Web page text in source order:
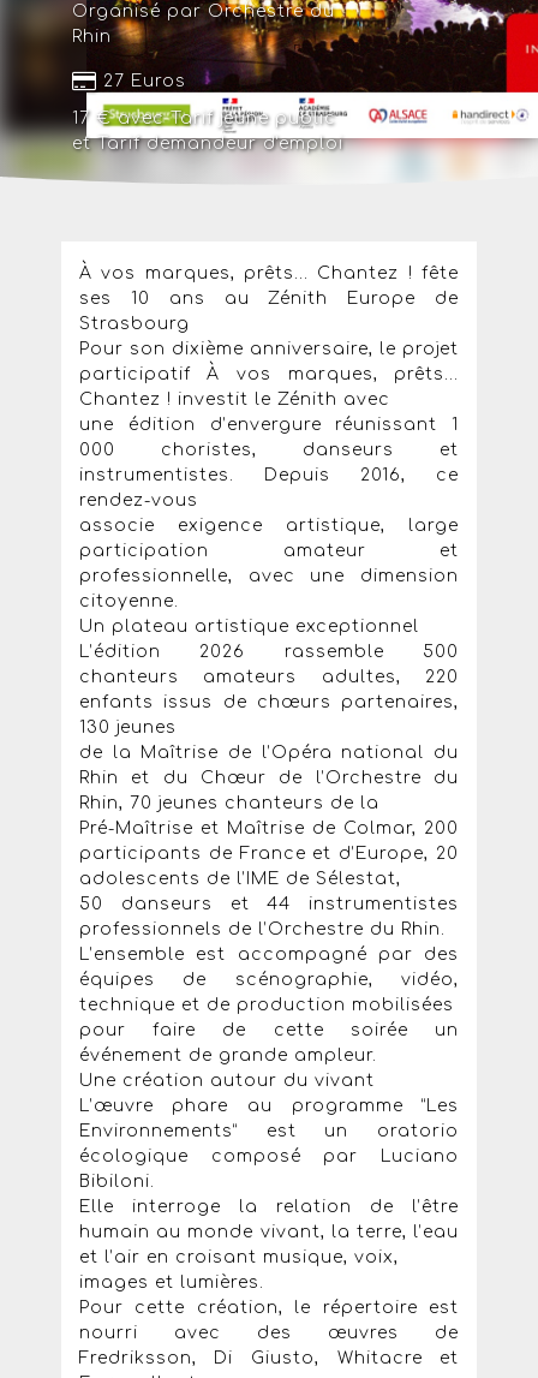
Organisé par Orchestre du
Rhin
27 Euros
17 € avecTarif jeune public
etTarif demandeur d'emploi
À vos marques, prêts... Chantez ! fête
ses 10 ans au Zénith Europe de
Strasbourg
Pour son dixième anniversaire, le projet
participatif À vos marques, prêts...
Chantez ! investit le Zénith avec
une édition d’envergure réunissant 1
000 choristes, danseurs et
instrumentistes. Depuis 2016, ce
rendez-vous
associe exigence artistique, large
participation amateur et
professionnelle, avec une dimension
citoyenne.
Un plateau artistique exceptionnel
L’édition 2026 rassemble 500
chanteurs amateurs adultes, 220
enfants issus de chœurs partenaires,
130 jeunes
de la Maîtrise de l’Opéra national du
Rhin et du Chœur de l’Orchestre du
Rhin, 70 jeunes chanteurs de la
Pré-Maîtrise et Maîtrise de Colmar, 200
participants de France et d’Europe, 20
adolescents de l’IME de Sélestat,
50 danseurs et 44 instrumentistes
professionnels de l’Orchestre du Rhin.
L’ensemble est accompagné par des
équipes de scénographie, vidéo,
technique et de production mobilisées
pour faire de cette soirée un
événement de grande ampleur.
Une création autour du vivant
L’œuvre phare au programme “Les
Environnements” est un oratorio
écologique composé par Luciano
Bibiloni.
Elle interroge la relation de l’être
humain au monde vivant, la terre, l’eau
et l’air en croisant musique, voix,
images et lumières.
Pour cette création, le répertoire est
nourri avec des œuvres de
Fredriksson, Di Giusto, Whitacre et